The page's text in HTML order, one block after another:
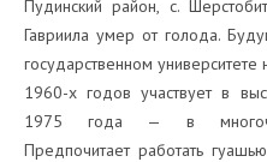
Пудинский район, с.
Гавриила умер от голода.
государственном
1960-х годов участвует в
1975 года — в
Предпочитает работать